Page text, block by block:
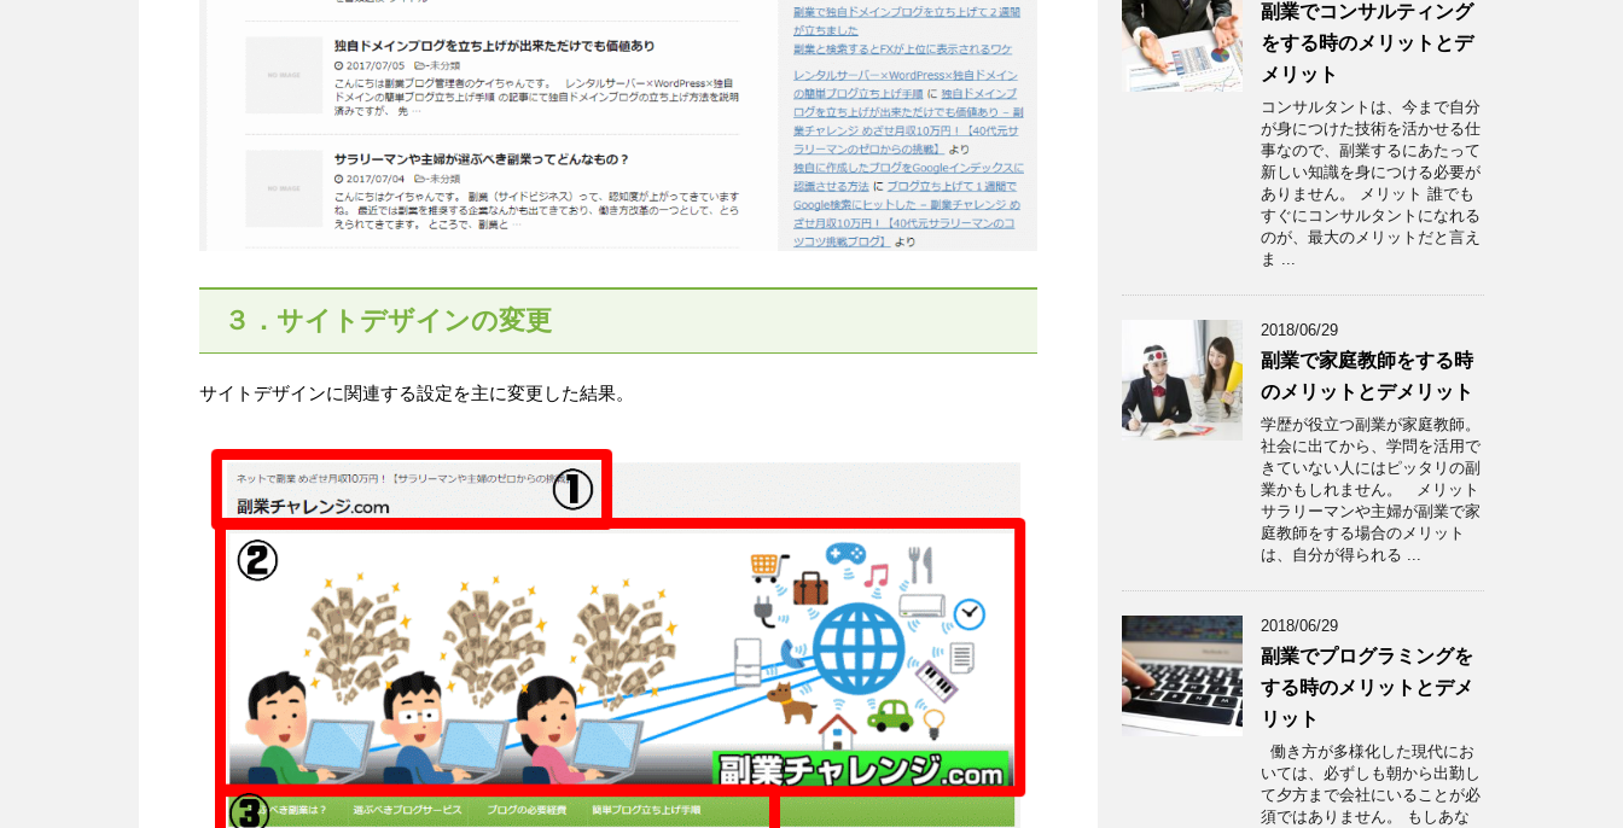
３．サイトデザインの変更
サイトデザインに関連する設定を主に変更した結果。
副業でコンサルティング
をする時のメリットとデ
メリット
コンサルタントは、今まで自分
が身につけた技術を活かせる仕
事なので、副業するにあたって
新しい知識を身につける必要が
ありません。 メリット 誰でも
すぐにコンサルタントになれる
のが、最大のメリットだと言え
ま ...
2018/06/29
副業で家庭教師をする時
のメリットとデメリット
学歴が役立つ副業が家庭教師。
社会に出てから、学問を活用で
きていない人にはピッタリの副
業かもしれません。 メリット
サラリーマンや主婦が副業で家
庭教師をする場合のメリット
は、自分が得られる ...
2018/06/29
副業でプログラミングを
する時のメリットとデメ
リット
働き方が多様化した現代にお
いては、必ずしも朝から出勤し
て夕方まで会社にいることが必
須ではありません。 もしあな